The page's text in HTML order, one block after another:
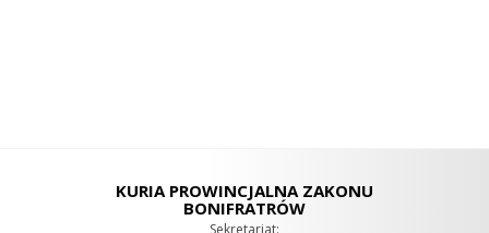
KURIA PROWINCJALNA ZAKONU
BONIFRATRÓW